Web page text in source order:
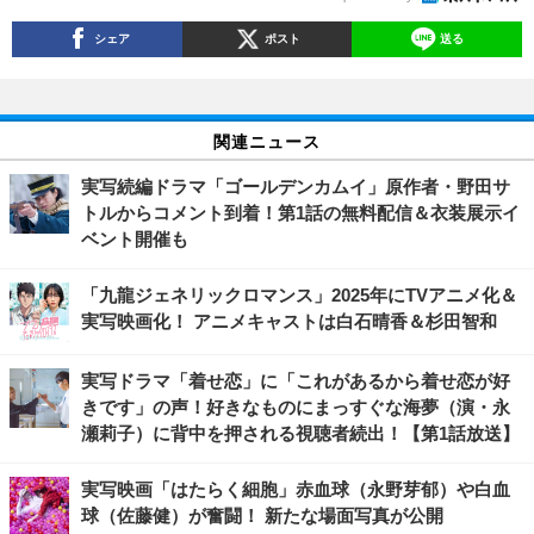
シェア ポスト 送る
関連ニュース
実写続編ドラマ「ゴールデンカムイ」原作者・野田サ
トルからコメント到着！第1話の無料配信＆衣装展示イ
ベント開催も
「九龍ジェネリックロマンス」2025年にTVアニメ化＆
実写映画化！ アニメキャストは白石晴香＆杉田智和
実写ドラマ「着せ恋」に「これがあるから着せ恋が好
きです」の声！好きなものにまっすぐな海夢（演・永
瀬莉子）に背中を押される視聴者続出！【第1話放送】
実写映画「はたらく細胞」赤血球（永野芽郁）や白血
球（佐藤健）が奮闘！ 新たな場面写真が公開